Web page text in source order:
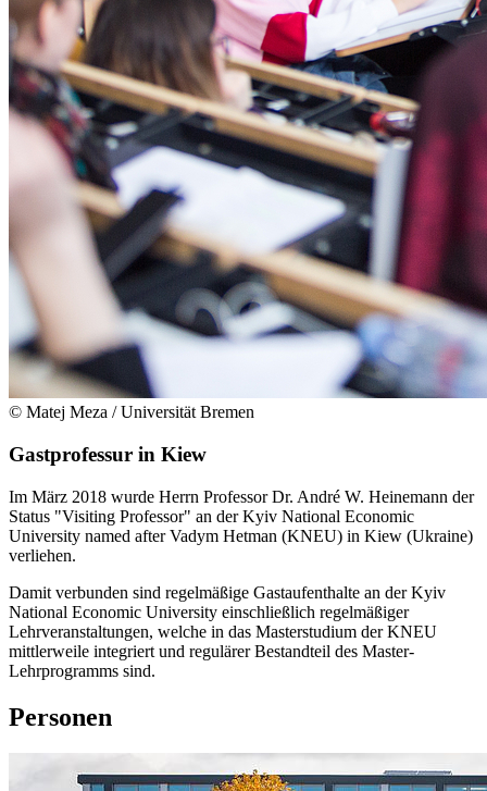
© Matej Meza / Universität Bremen
Gastprofessur in Kiew
Im März 2018 wurde Herrn Professor Dr. André W. Heinemann der
Status "Visiting Professor" an der Kyiv National Economic
University named after Vadym Hetman (KNEU) in Kiew (Ukraine)
verliehen.
Damit verbunden sind regelmäßige Gastaufenthalte an der Kyiv
National Economic University einschließlich regelmäßiger
Lehrveranstaltungen, welche in das Masterstudium der KNEU
mittlerweile integriert und regulärer Bestandteil des Master-
Lehrprogramms sind.
Personen